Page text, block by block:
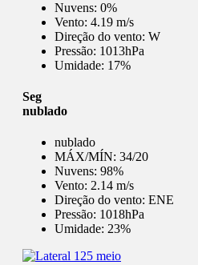
Nuvens: 0%
Vento: 4.19 m/s
Direção do vento: W
Pressão: 1013hPa
Umidade: 17%
Seg
nublado
nublado
MÁX/MÍN: 34/20
Nuvens: 98%
Vento: 2.14 m/s
Direção do vento: ENE
Pressão: 1018hPa
Umidade: 23%